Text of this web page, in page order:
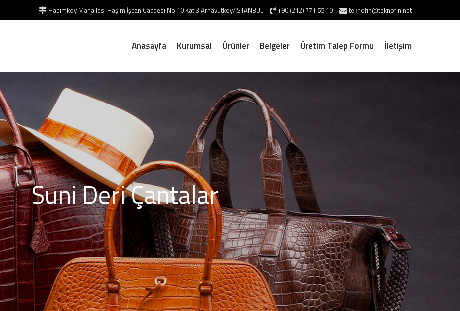
Hadımköy Mahallesi Haşim İşcan Caddesi No:10 Kat:3 Arnavutköy/İSTANBUL +90 (212) 771 55 10 teknofin@teknofin.net
Anasayfa Kurumsal Ürünler Belgeler Üretim Talep Formu İletişim
Suni Deri Çantalar